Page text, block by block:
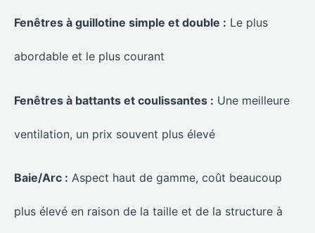
Fenêtres à guillotine simple et double : Le plus
abordable et le plus courant
Fenêtres à battants et coulissantes : Une meilleure
ventilation, un prix souvent plus élevé
Baie/Arc : Aspect haut de gamme, coût beaucoup
plus élevé en raison de la taille et de la structure à